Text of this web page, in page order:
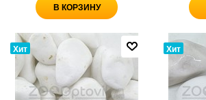
В КОРЗИНУ
Хит Хит